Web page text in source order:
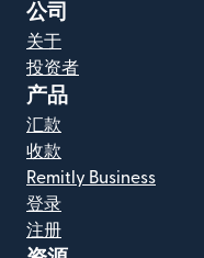
公司
关于
投资者
产品
汇款
收款
Remitly Business
登录
注册